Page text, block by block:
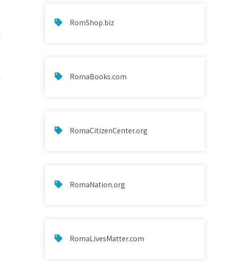
RomShop.biz
RomaBooks.com
RomaCitizenCenter.org
RomaNation.org
RomaLivesMatter.com